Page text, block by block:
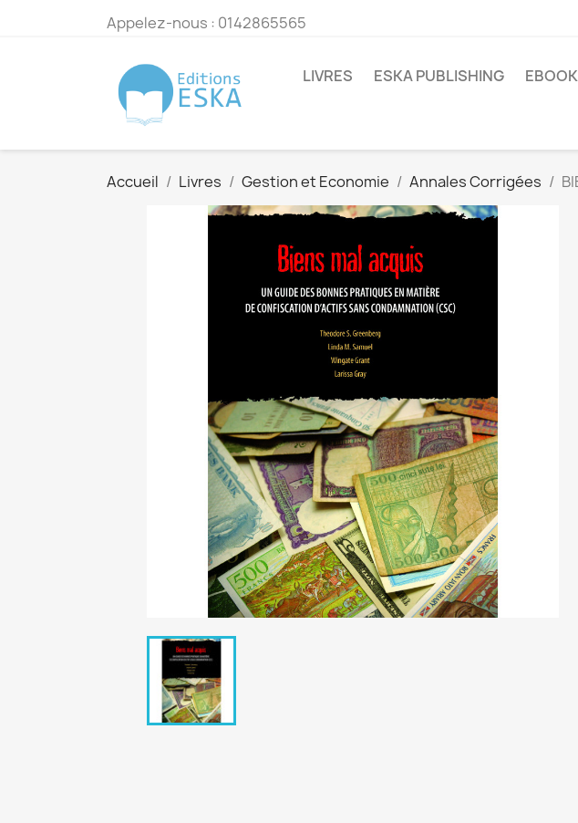
Appelez-nous : 0142865565
LIVRES ESKA PUBLISHING EBOOK
Accueil Livres Gestion et Economie Annales Corrigées